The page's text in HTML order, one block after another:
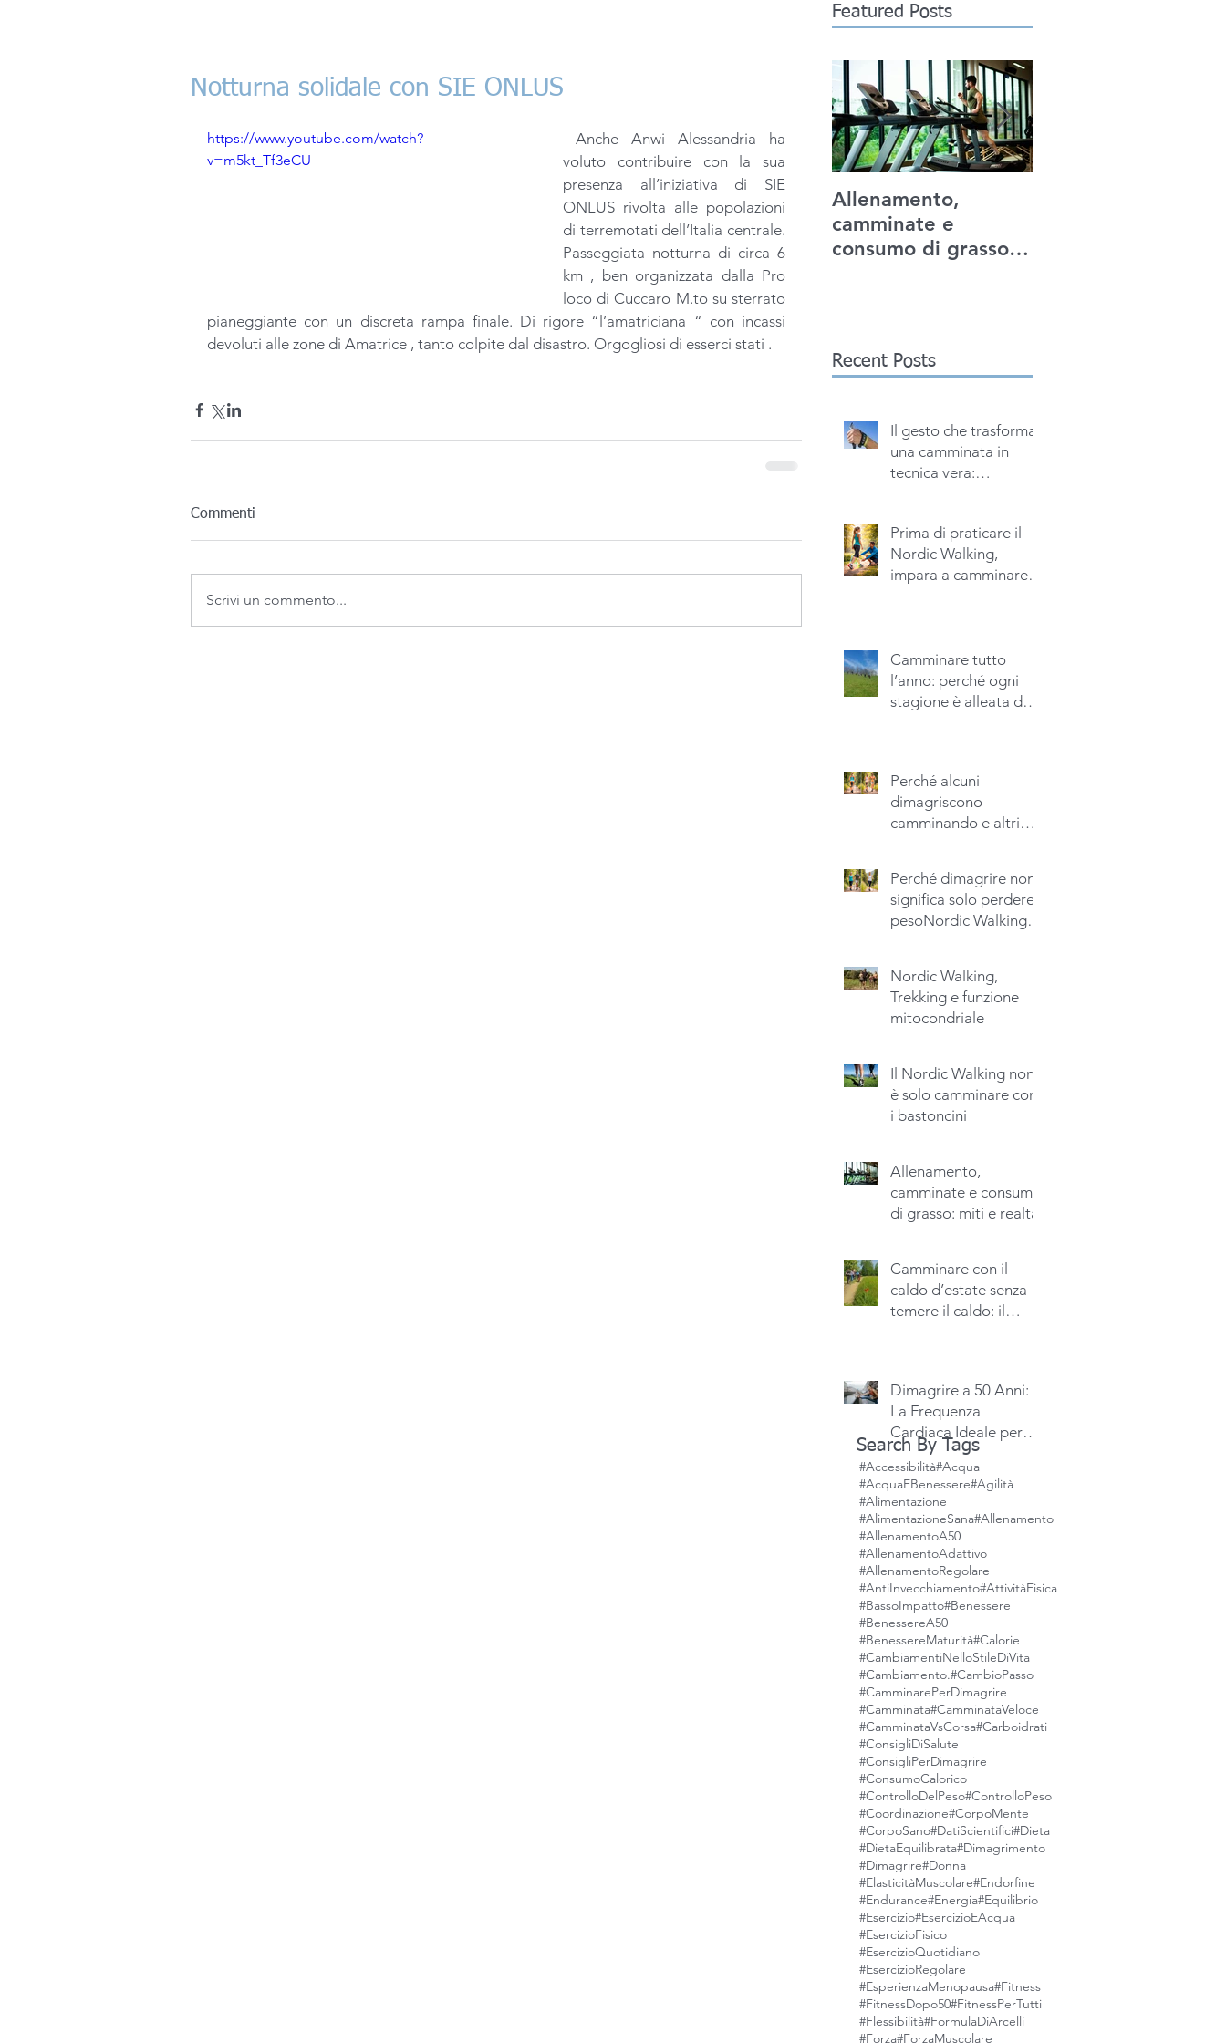
Featured Posts
Notturna solidale con SIE ONLUS
https://www.youtube.com/watch?
v=m5kt_Tf3eCU
voluto contribuire con la sua
presenza all’iniziativa di SIE
ONLUS rivolta alle popolazioni
di terremotati dell’Italia centrale.
Passeggiata notturna di circa 6
km , ben organizzata dalla Pro
loco di Cuccaro M.to su sterrato
pianeggiante con un discreta rampa finale. Di rigore “l’amatriciana “ con incassi
devoluti alle zone di Amatrice , tanto colpite dal disastro. Orgogliosi di esserci stati .
Commenti
Scrivi un commento...
Allenamento,
camminate e
consumo di grasso:
Recent Posts
Il gesto che trasforma
una camminata in
tecnica vera:
Prima di praticare il
Nordic Walking,
impara a camminare
Camminare tutto
l’anno: perché ogni
stagione è alleata del
Perché alcuni
dimagriscono
camminando e altri
risultati diversi.
Perché dimagrire non
significa solo perdere
pesoNordic Walking,
naturale
Nordic Walking,
Trekking e funzione
mitocondriale
Il Nordic Walking non
è solo camminare con
i bastoncini
Allenamento,
camminate e consumo
di grasso: miti e realtà
Camminare con il
caldo d’estate senza
temere il caldo: il
Walking Alessandria
Dimagrire a 50 Anni:
La Frequenza
Cardiaca Ideale per
Bruciare Grassi con
una scheda
allenamento cardio
personalizzata
Search By Tags
#Accessibilità#Acqua
#AcquaEBenessere#Agilità
#Alimentazione
#AlimentazioneSana#Allenamento
#AllenamentoA50
#AllenamentoAdattivo
#AllenamentoRegolare
#AntiInvecchiamento#AttivitàFisica
#BassoImpatto#Benessere
#BenessereA50
#BenessereMaturità#Calorie
#CambiamentiNelloStileDiVita
#Cambiamento.#CambioPasso
#CamminarePerDimagrire
#Camminata#CamminataVeloce
#CamminataVsCorsa#Carboidrati
#ConsigliDiSalute
#ConsigliPerDimagrire
#ConsumoCalorico
#ControlloDelPeso#ControlloPeso
#Coordinazione#CorpoMente
#CorpoSano#DatiScientifici#Dieta
#DietaEquilibrata#Dimagrimento
#Dimagrire#Donna
#ElasticitàMuscolare#Endorfine
#Endurance#Energia#Equilibrio
#Esercizio#EsercizioEAcqua
#EsercizioFisico
#EsercizioQuotidiano
#EsercizioRegolare
#EsperienzaMenopausa#Fitness
#FitnessDopo50#FitnessPerTutti
#Flessibilità#FormulaDiArcelli
#Forza#ForzaMuscolare